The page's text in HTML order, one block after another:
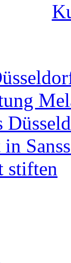
stiften